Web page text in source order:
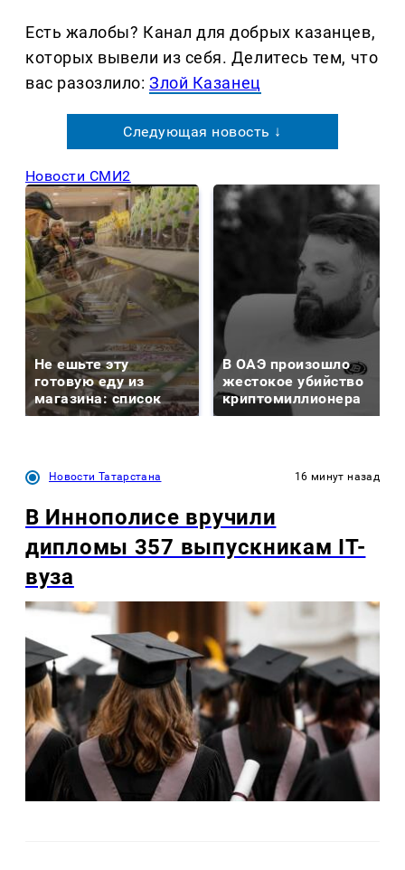
Есть жалобы? Канал для добрых казанцев,
которых вывели из себя. Делитеcь тем, что
вас разозлило:Злой Казанец
Следующая новость ↓
Новости СМИ2
Не ешьте эту
готовую еду из
магазина: список
В ОАЭ произошло
жестокое убийство
криптомиллионера
Новости Татарстана 16 минут назад
В Иннополисе вручили
дипломы 357 выпускникам IT-
вуза